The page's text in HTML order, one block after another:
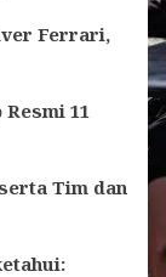
Ferrari,
Resmi 11
Tim dan